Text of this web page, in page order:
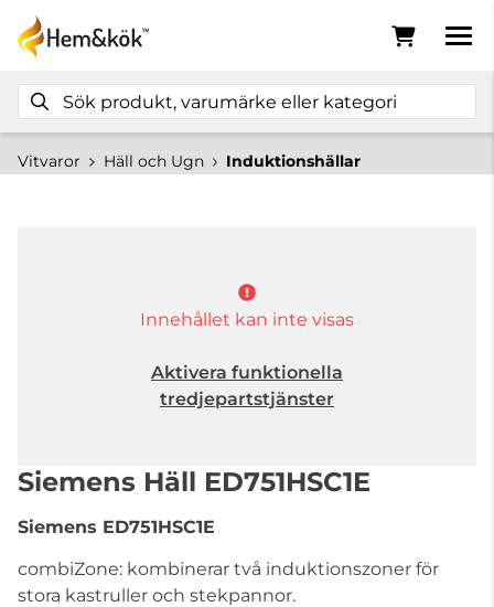
Vitvaror Häll och Ugn Induktionshällar
Innehållet kan inte visas
Aktivera funktionella
tredjepartstjänster
Siemens Häll ED751HSC1E
Siemens ED751HSC1E
combiZone: kombinerar två induktionszoner för
stora kastruller och stekpannor.